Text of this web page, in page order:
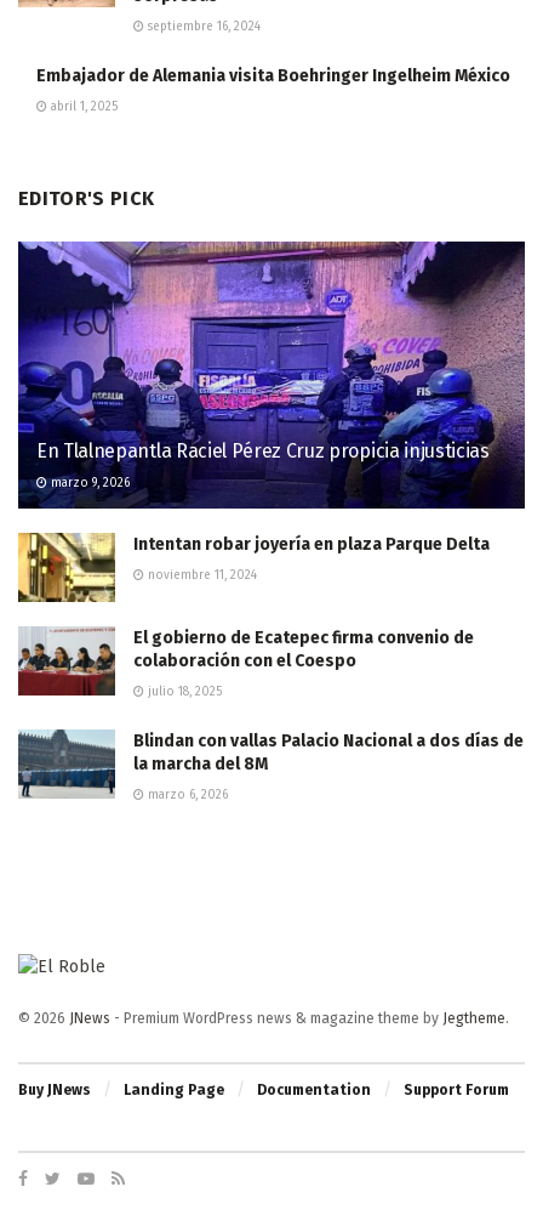
septiembre 16, 2024
Embajador de Alemania visita Boehringer Ingelheim México
abril 1, 2025
EDITOR'S PICK
En Tlalnepantla Raciel Pérez Cruz propicia injusticias
marzo 9, 2026
Intentan robar joyería en plaza Parque Delta
noviembre 11, 2024
El gobierno de Ecatepec firma convenio de
colaboración con el Coespo
julio 18, 2025
Blindan con vallas Palacio Nacional a dos días de
la marcha del 8M
marzo 6, 2026
© 2026 JNews - Premium WordPress news & magazine theme by Jegtheme.
Buy JNews Landing Page Documentation Support Forum